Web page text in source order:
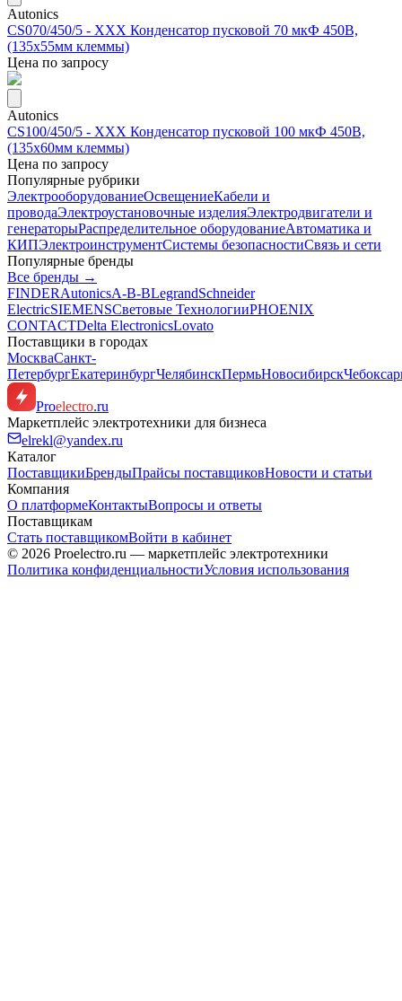
Autonics
CS070/450/5 - ХХХ Конденсатор пусковой 70 мкФ 450В,
(135х55мм клеммы)
Цена по запросу
Autonics
CS100/450/5 - ХХХ Конденсатор пусковой 100 мкФ 450В,
(135х60мм клеммы)
Цена по запросу
Популярные рубрики
ЭлектрооборудованиеОсвещениеКабели и
проводаЭлектроустановочные изделияЭлектродвигатели и
генераторыРаспределительное оборудованиеАвтоматика и
КИПЭлектроинструментСистемы безопасностиСвязь и сети
Популярные бренды
Все бренды →
FINDERAutonicsA-B-BLegrandSchneider
ElectricSIEMENSСветовые ТехнологииPHOENIX
CONTACTDelta ElectronicsLovato
Поставщики в городах
МоскваСанкт-
ПетербургЕкатеринбургЧелябинскПермьНовосибирск
Proelectro.ru
Маркетплейс электротехники для бизнеса
elrekl@yandex.ru
Каталог
ПоставщикиБрендыПрайсы поставщиковНовости и статьи
Компания
О платформеКонтактыВопросы и ответы
Поставщикам
Стать поставщикомВойти в кабинет
© 2026 Proelectro.ru — маркетплейс электротехники
Политика конфиденциальностиУсловия использования